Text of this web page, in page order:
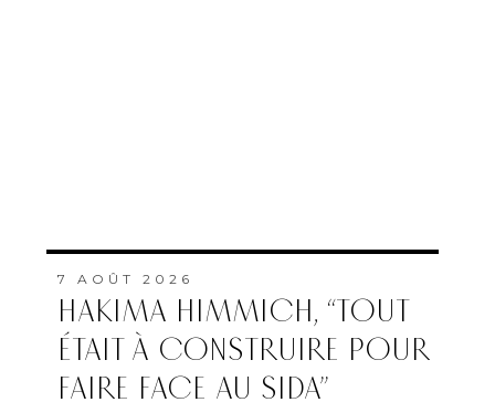
7 AOÛT 2026
HAKIMA HIMMICH, “TOUT
ÉTAIT À CONSTRUIRE POUR
FAIRE FACE AU SIDA”